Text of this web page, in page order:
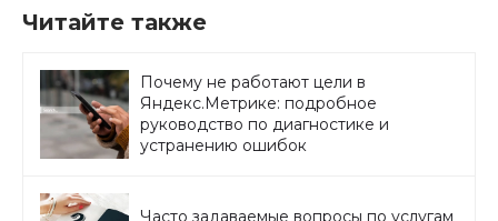
Читайте также
Почему не работают цели в
Яндекс.Метрике: подробное
руководство по диагностике и
устранению ошибок
Часто задаваемые вопросы по услугам